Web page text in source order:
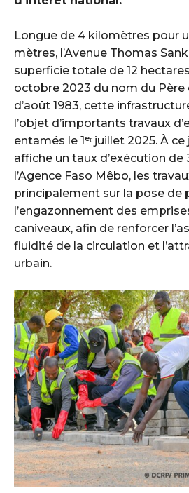
‎Longue de 4 kilomètres pour
mètres, l’Avenue Thomas
superficie totale de 12
octobre 2023 du nom du Père
d’août 1983, cette
l’objet d’importants travaux
entamés le 1ᵉʳ juillet 2025. À
affiche un taux d’exécution de
l’Agence Faso Mêbo, les
principalement sur la pose de
l’engazonnement des
caniveaux, afin de renforcer
fluidité de la circulation et
urbain.